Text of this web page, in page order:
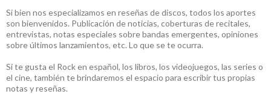
Si bien nos especializamos en reseñas de discos, todos los aportes
son bienvenidos. Publicación de noticias, coberturas de recitales,
entrevistas, notas especiales sobre bandas emergentes, opiniones
sobre últimos lanzamientos, etc. Lo que se te ocurra.
Si te gusta el Rock en español, los libros, los videojuegos, las series o
el cine, también te brindaremos el espacio para escribir tus propias
notas y reseñas.